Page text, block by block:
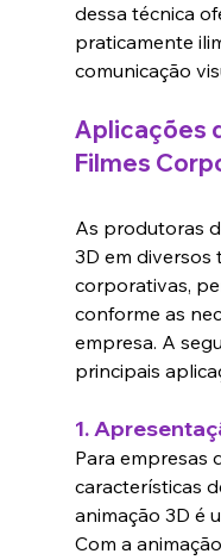
dessa técnica
praticamente
comunicação
Aplicações
Filmes
As produtoras
3D em diversos
corporativas,
conforme as
empresa. A
principais
1.
Para empresas
características
animação 3D é
Com a